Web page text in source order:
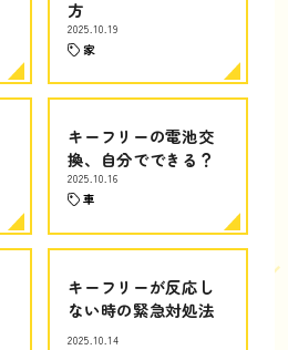
方
2025.10.19
家
キーフリーの電池交
換、自分でできる？
2025.10.16
車
キーフリーが反応し
ない時の緊急対処法
2025.10.14